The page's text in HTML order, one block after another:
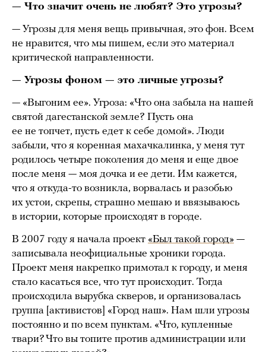
— Что значит очень не любят? Это угрозы?
— Угрозы для меня вещь привычная, это фон. Всем
не нравится, что мы пишем, если это материал
критической направленности.
— Угрозы фоном — это личные угрозы?
— «Выгоним ее». Угроза: «Что она забыла на нашей
святой дагестанской земле? Пусть она
ее не топчет, пусть едет к себе домой». Люди
забыли, что я коренная махачкалинка, у меня тут
родилось четыре поколения до меня и еще двое
после меня — моя дочка и ее дети. Им кажется,
что я откуда-то возникла, ворвалась и разобью
их устои, скрепы, страшно мешаю и ввязываюсь
в истории, которые происходят в городе.
В 2007 году я начала проект «Был такой город» —
записывала неофициальные хроники города.
Проект меня накрепко примотал к городу, и меня
стало касаться все, что тут происходит. Тогда
происходила вырубка скверов, и организовалась
группа [активистов] «Город наш». Нам шли угрозы
постоянно и по всем пунктам. «Что, купленные
твари? Что вы топите против администрации или